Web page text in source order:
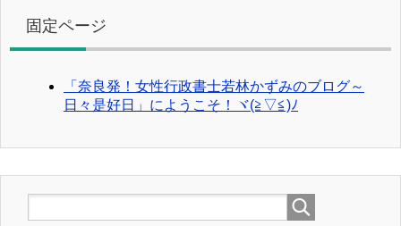
固定ページ
「奈良発！女性行政書士若林かずみのブログ～
日々是好日」にようこそ！ヾ(≧▽≦)ﾉ